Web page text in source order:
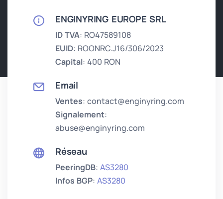
ENGINYRING EUROPE SRL
ID TVA: RO47589108
EUID: ROONRC.J16/306/2023
Capital: 400 RON
Email
Ventes: contact@enginyring.com
Signalement:
abuse@enginyring.com
Réseau
PeeringDB: AS3280
Infos BGP: AS3280